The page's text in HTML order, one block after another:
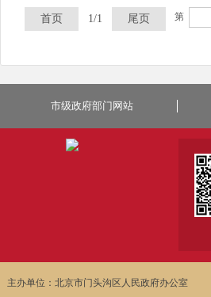
首页 1/1 尾页 第
市级政府部门网站
主办单位：北京市门头沟区人民政府办公室